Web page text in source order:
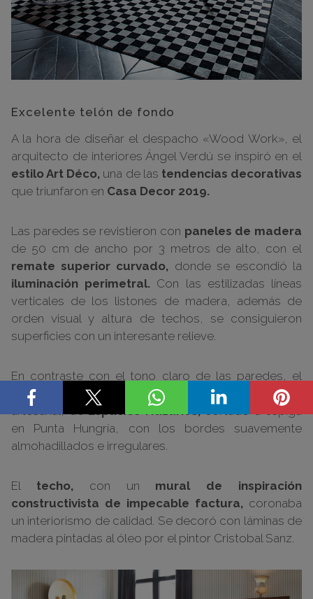
Excelente telón de fondo
A la hora de diseñar el despacho «Wood Work», el
arquitecto de interiores Ángel Verdú se inspiró en el
estilo Art Déco, una de las tendencias decorativas
que triunfaron en Casa Decor 2019.
Las paredes se revistieron con paneles de madera
de 50 cm de ancho por 3 metros de alto, con el
remate superior curvado, donde se escondió la
iluminación perimetral. Con las estilizadas líneas
verticales de los listones de madera, además de
orden visual y altura de techos, se consiguieron
superficies con un interesante relieve.
En contraste con el tono claro de las paredes, el
suelo
de cubrió con mármol negro:un pavimento
artesanal, de Espacios Nazaríes,
cortado a espiga
en Punta Hungría, con los bordes suavemente
almohadillados e irregulares.
El techo,con un mural de inspiración
constructivista de impecable factura, coronaba
un interiorismo de calidad. Se decoró con láminas de
madera pintadas al óleo por el pintor Cristobal Sanz.